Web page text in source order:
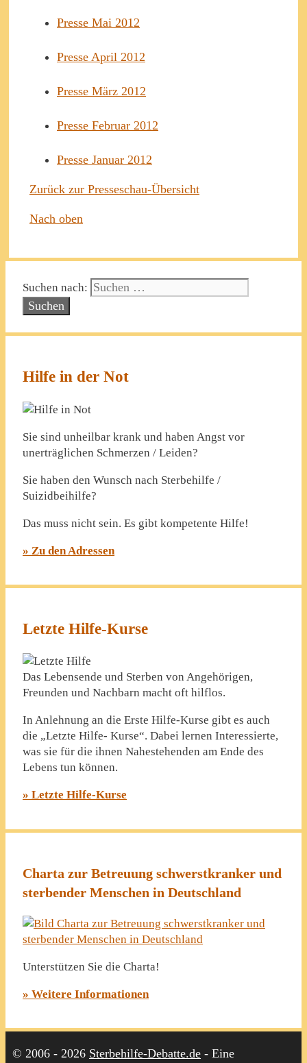
Presse Mai 2012
Presse April 2012
Presse März 2012
Presse Februar 2012
Presse Januar 2012
Zurück zur Presseschau-Übersicht
Nach oben
Suchen nach:
Hilfe in der Not
Sie sind unheilbar krank und haben Angst vor
unerträglichen Schmerzen / Leiden?
Sie haben den Wunsch nach Sterbehilfe /
Suizidbeihilfe?
Das muss nicht sein. Es gibt kompetente Hilfe!
» Zu den Adressen
Letzte Hilfe-Kurse
Das Lebensende und Sterben von Angehörigen,
Freunden und Nachbarn macht oft hilflos.
In Anlehnung an die Erste Hilfe-Kurse gibt es auch
die „Letzte Hilfe- Kurse“. Dabei lernen Interessierte,
was sie für die ihnen Nahestehenden am Ende des
Lebens tun können.
» Letzte Hilfe-Kurse
Charta zur Betreuung schwerstkranker und
sterbender Menschen in Deutschland
Unterstützen Sie die Charta!
» Weitere Informationen
© 2006 - 2026 Sterbehilfe-Debatte.de - Eine